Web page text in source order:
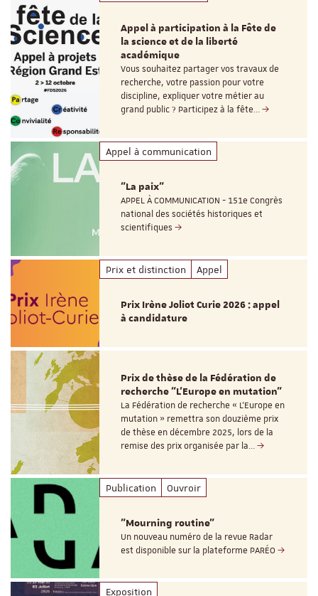
Appel à participation à la Fête de
la science et de la liberté
académique
Vous souhaitez partager vos travaux de
recherche, votre passion pour votre
discipline, expliquer votre métier au
grand public ? Participez à la fête…
Appel à communication
"La paix"
APPEL À COMMUNICATION - 151e Congrès
national des sociétés historiques et
scientifiques
Prix et distinction Appel
Prix Irène Joliot Curie 2026 : appel
à candidature
Prix de thèse de la Fédération de
recherche "L’Europe en mutation"
La Fédération de recherche « L’Europe en
mutation » remettra son douzième prix
de thèse en décembre 2025, lors de la
remise des prix organisée par la…
Publication Ouvroir
"Mourning routine"
Un nouveau numéro de la revue Radar
est disponible sur la plateforme PARÉO
Exposition